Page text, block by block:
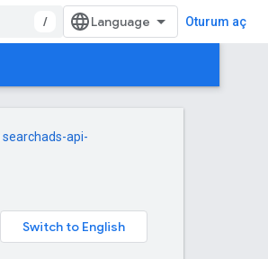
/ Oturum aç
searchads-api-